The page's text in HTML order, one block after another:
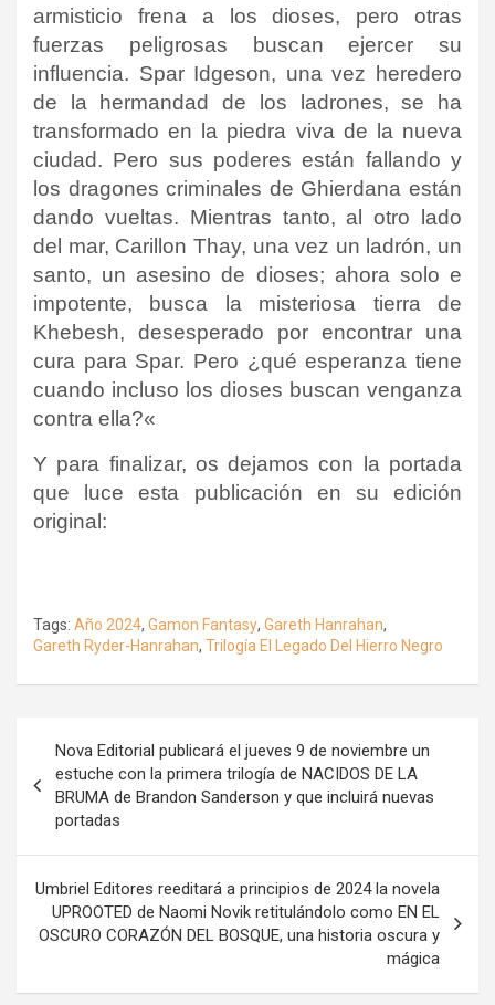
armisticio frena a los dioses, pero otras
fuerzas peligrosas buscan ejercer su
influencia. Spar Idgeson, una vez heredero
de la hermandad de los ladrones, se ha
transformado en la piedra viva de la nueva
ciudad. Pero sus poderes están fallando y
los dragones criminales de Ghierdana están
dando vueltas. Mientras tanto, al otro lado
del mar, Carillon Thay, una vez un ladrón, un
santo, un asesino de dioses; ahora solo e
impotente, busca la misteriosa tierra de
Khebesh, desesperado por encontrar una
cura para Spar. Pero ¿qué esperanza tiene
cuando incluso los dioses buscan venganza
contra ella?«
Y para finalizar, os dejamos con la portada
que luce esta publicación en su edición
original:
Tags: Año 2024, Gamon Fantasy, Gareth Hanrahan,
Gareth Ryder-Hanrahan, Trilogía El Legado Del Hierro Negro
entradas
Nova Editorial publicará el jueves 9 de noviembre un
estuche con la primera trilogía de NACIDOS DE LA
BRUMA de Brandon Sanderson y que incluirá nuevas
portadas
Umbriel Editores reeditará a principios de 2024 la novela
UPROOTED de Naomi Novik retitulándolo como EN EL
OSCURO CORAZÓN DEL BOSQUE, una historia oscura y
mágica